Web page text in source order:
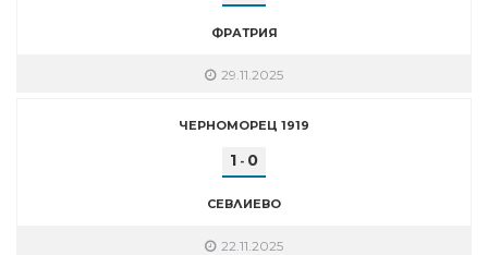
ФРАТРИЯ
29.11.2025
ЧЕРНОМОРЕЦ 1919
1 - 0
СЕВЛИЕВО
22.11.2025